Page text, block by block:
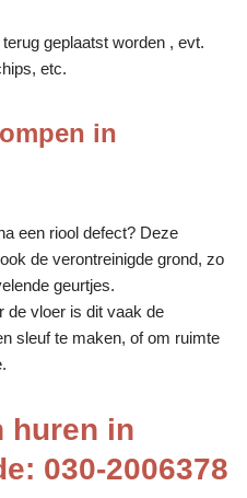
geplaatst worden , evt.
etc.
in
een riool defect? Deze
de verontreinigde grond, zo
geurtjes.
de vloer is dit vaak de
sleuf te maken, of om ruimte
huren in
030-2006378